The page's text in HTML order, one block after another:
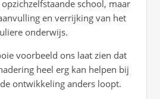
school, maar
en verrijking van het
onderwijs.
voorbeeld ons laat zien dat
heel erg kan helpen bij
ontwikkeling anders loopt.